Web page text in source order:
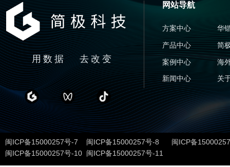
网站导航
方案中心
产品中心
案例中心
新闻中心
华
简
海
关
用数据 去改变
闽ICP备15000257号-7 闽ICP备15000257号-8 闽ICP备
闽ICP备15000257号-10 闽ICP备15000257号-11